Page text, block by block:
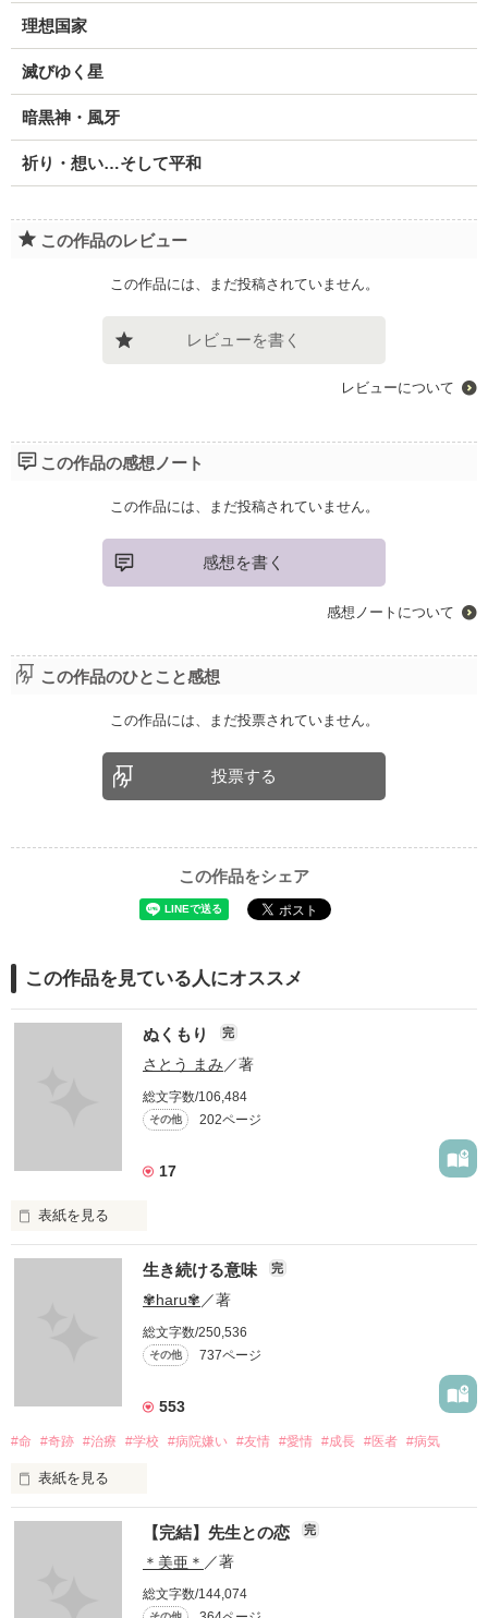
理想国家
滅びゆく星
暗黒神・風牙
祈り・想い…そして平和
この作品のレビュー
この作品には、まだ投稿されていません。
レビューを書く
レビューについて
この作品の感想ノート
この作品には、まだ投稿されていません。
感想を書く
感想ノートについて
この作品のひとこと感想
この作品には、まだ投票されていません。
投票する
この作品をシェア
この作品を見ている人にオススメ
ぬくもり 完
さとう まみ ／著
総文字数/106,484
その他 202ページ
17
表紙を見る
愛したいのに…
私には、あなたの母親になる資格はありますか？
あなたのママになる事はできますか？
あなたの母親になりたい…
生き続ける意味 完
✾haru✾ ／著
総文字数/250,536
その他 737ページ
553
#命 #奇跡 #治療 #学校 #病院嫌い #友情 #愛情 #成長 #医者 #病気
表紙を見る
【完結】先生との恋 完
＊美亜＊ ／著
総文字数/144,074